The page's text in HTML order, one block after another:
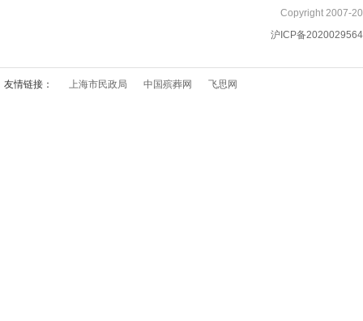
Copyright 2007-
沪ICP备
友情链接： 上海市民政局 中国殡葬网 飞思网